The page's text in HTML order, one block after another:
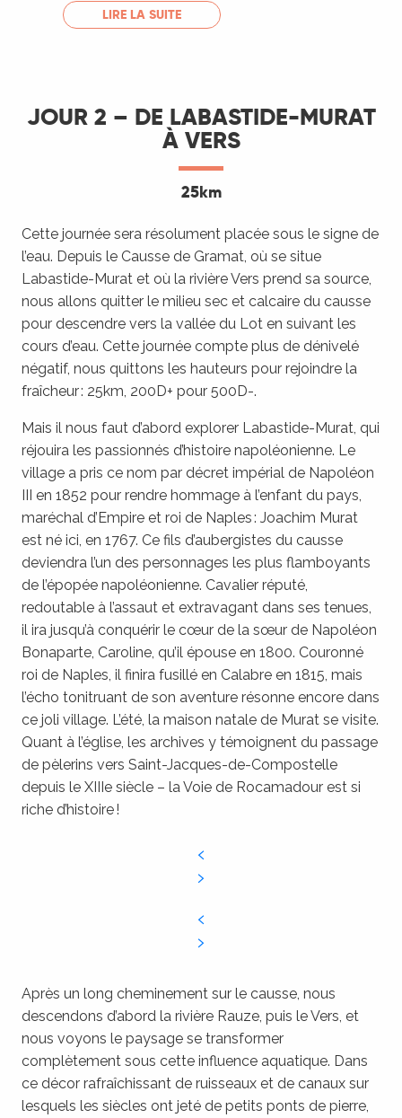
LIRE LA SUITE
JOUR 2 – DE LABASTIDE-MURAT
À VERS
25km
Cette journée sera résolument placée sous le signe de
l’eau. Depuis le Causse de Gramat, où se situe
Labastide-Murat et où la rivière Vers prend sa source,
nous allons quitter le milieu sec et calcaire du causse
pour descendre vers la vallée du Lot en suivant les
cours d’eau. Cette journée compte plus de dénivelé
négatif, nous quittons les hauteurs pour rejoindre la
fraîcheur : 25km, 200D+ pour 500D-.
Mais il nous faut d’abord explorer Labastide-Murat, qui
réjouira les passionnés d’histoire napoléonienne. Le
village a pris ce nom par décret impérial de Napoléon
III en 1852 pour rendre hommage à l’enfant du pays,
maréchal d’Empire et roi de Naples : Joachim Murat
est né ici, en 1767. Ce fils d’aubergistes du causse
deviendra l’un des personnages les plus flamboyants
de l’épopée napoléonienne. Cavalier réputé,
redoutable à l’assaut et extravagant dans ses tenues,
il ira jusqu’à conquérir le cœur de la sœur de Napoléon
Bonaparte, Caroline, qu’il épouse en 1800. Couronné
roi de Naples, il finira fusillé en Calabre en 1815, mais
l’écho tonitruant de son aventure résonne encore dans
ce joli village. L’été, la maison natale de Murat se visite.
Quant à l’église, les archives y témoignent du passage
de pèlerins vers Saint-Jacques-de-Compostelle
depuis le XIIIe siècle – la Voie de Rocamadour est si
riche d’histoire !
Après un long cheminement sur le causse, nous
descendons d’abord la rivière Rauze, puis le Vers, et
nous voyons le paysage se transformer
complètement sous cette influence aquatique. Dans
ce décor rafraîchissant de ruisseaux et de canaux sur
lesquels les siècles ont jeté de petits ponts de pierre,